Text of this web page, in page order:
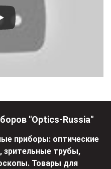
"Optics-Russia"
приборы: оптические
зрительные трубы,
Товары для